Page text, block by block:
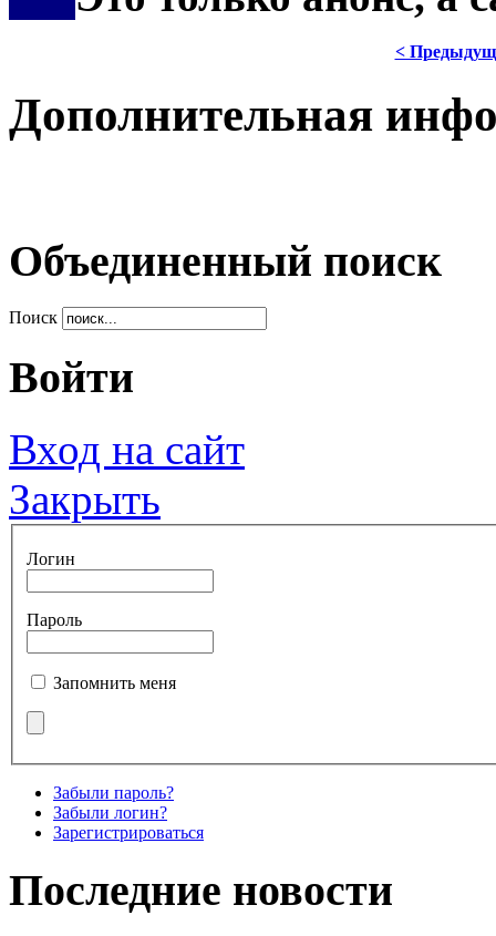
<
Дополнительная
Объединенный поиск
Поиск
Войти
Вход на сайт
Закрыть
Логин
Пароль
Запомнить меня
Забыли пароль?
Забыли логин?
Зарегистрироваться
Последние новости